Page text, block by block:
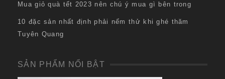
Mua giỏ quà tết 2023 nên chú ý mua gì bên trong
10 đặc sản nhất định phải nếm thử khi ghé thăm
Tuyên Quang
SẢN PHẨM NỔI BẬT